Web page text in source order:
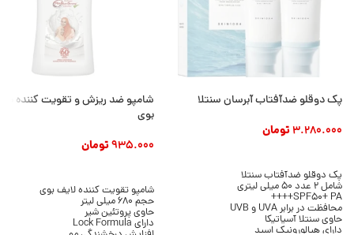
پک دوقلو ضدآفتاب آبرسان سنتلا
3.280.000تومان
پک دوقلو ضدآفتاب سنتلا
شامل 2 عدد 50 میلی لیتری
SPF50+ PA++++
محافظت در برابر UVA و UVB
حاوی سنتلا آسیاتیکا
دارای هیالورونیک اسید
شامپو ضد ریزش و تقویت کننده مو
بوی
935.000تومان
شامپو تقویت کننده لایف بوی
حجم 680 میلی لیتر
حاوی پروتئین شیر
دارای Lock Formula